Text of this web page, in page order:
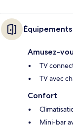
Amusez-
TV
TV avec
Confort
Mini-bar